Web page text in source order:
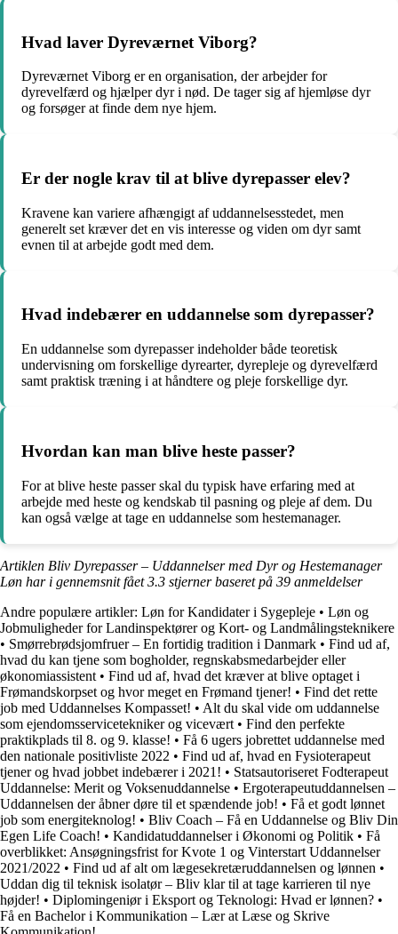
Hvad laver Dyreværnet Viborg?
Dyreværnet Viborg er en organisation, der arbejder for
dyrevelfærd og hjælper dyr i nød. De tager sig af hjemløse dyr
og forsøger at finde dem nye hjem.
Er der nogle krav til at blive dyrepasser elev?
Kravene kan variere afhængigt af uddannelsesstedet, men
generelt set kræver det en vis interesse og viden om dyr samt
evnen til at arbejde godt med dem.
Hvad indebærer en uddannelse som dyrepasser?
En uddannelse som dyrepasser indeholder både teoretisk
undervisning om forskellige dyrearter, dyrepleje og dyrevelfærd
samt praktisk træning i at håndtere og pleje forskellige dyr.
Hvordan kan man blive heste passer?
For at blive heste passer skal du typisk have erfaring med at
arbejde med heste og kendskab til pasning og pleje af dem. Du
kan også vælge at tage en uddannelse som hestemanager.
Artiklen Bliv Dyrepasser – Uddannelser med Dyr og Hestemanager
Løn har i gennemsnit fået3.3 stjerner baseret på 39 anmeldelser
Andre populære artikler: Løn for Kandidater i Sygepleje • Løn og
Jobmuligheder for Landinspektører og Kort- og Landmålingsteknikere
• Smørrebrødsjomfruer – En fortidig tradition i Danmark • Find ud af,
hvad du kan tjene som bogholder, regnskabsmedarbejder eller
økonomiassistent • Find ud af, hvad det kræver at blive optaget i
Frømandskorpset og hvor meget en Frømand tjener! • Find det rette
job med Uddannelses Kompasset! • Alt du skal vide om uddannelse
som ejendomsservicetekniker og vicevært • Find den perfekte
praktikplads til 8. og 9. klasse! • Få 6 ugers jobrettet uddannelse med
den nationale positivliste 2022 • Find ud af, hvad en Fysioterapeut
tjener og hvad jobbet indebærer i 2021! • Statsautoriseret Fodterapeut
Uddannelse: Merit og Voksenuddannelse • Ergoterapeutuddannelsen –
Uddannelsen der åbner døre til et spændende job! • Få et godt lønnet
job som energiteknolog! • Bliv Coach – Få en Uddannelse og Bliv Din
Egen Life Coach! • Kandidatuddannelser i Økonomi og Politik • Få
overblikket: Ansøgningsfrist for Kvote 1 og Vinterstart Uddannelser
2021/2022 • Find ud af alt om lægesekretæruddannelsen og lønnen •
Uddan dig til teknisk isolatør – Bliv klar til at tage karrieren til nye
højder! • Diplomingeniør i Eksport og Teknologi: Hvad er lønnen? •
Få en Bachelor i Kommunikation – Lær at Læse og Skrive